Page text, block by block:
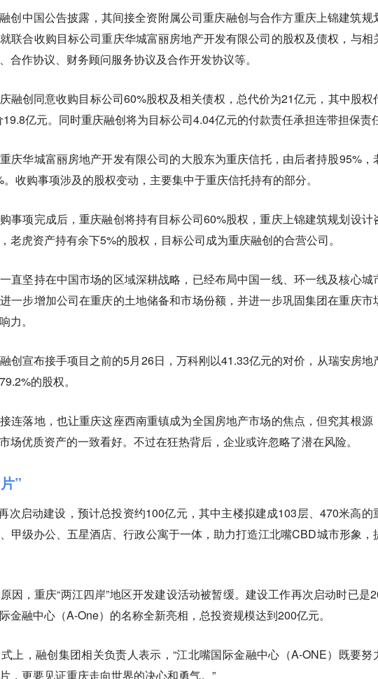
创中国公告披露，其间接全资附属公司重庆融创与合作方重庆上锦建筑规
联合收购目标公司重庆华城富丽房地产开发有限公司的股权及债权，与相
合作协议、财务顾问服务协议及合作开发协议等。
融创同意收购目标公司60%股权及相关债权，总代价为21亿元，其中股权
亿元。同时重庆融创将为目标公司4.04亿元的付款责任承担连带担保责
庆华城富丽房地产开发有限公司的大股东为重庆信托，由后者持股95%，
收购事项涉及的股权变动，主要集中于重庆信托持有的部分。
事项完成后，重庆融创将持有目标公司60%股权，重庆上锦建筑规划设计
老虎资产持有余下5%的股权，目标公司成为重庆融创的合营公司。
直坚持在中国市场的区域深耕战略，已经布局中国一线、环一线及核心城
一步增加公司在重庆的土地储备和市场份额，并进一步巩固集团在重庆市
力。
创宣布接手项目之前的5月26日，万科刚以41.33亿元的对价，从瑞安房地
的股权。
连落地，也让重庆这座西南重镇成为全国房地产市场的焦点，但究其根源
场优质资产的一致看好。不过在狂热背后，企业或许忽略了潜在风险。
”
次启动建设，预计总投资约100亿元，其中主楼拟建成103层、470米高的
甲级办公、五星酒店、行政公寓于一体，助力打造江北嘴CBD城市形象，
因，重庆“两江四岸”地区开发建设活动被暂缓。建设工作再次启动时已是
金融中心（A-One）的名称全新亮相，总投资规模达到200亿元。
上，融创集团相关负责人表示，“江北嘴国际金融中心（A-ONE）既要努
，更要见证重庆走向世界的决心和勇气。”